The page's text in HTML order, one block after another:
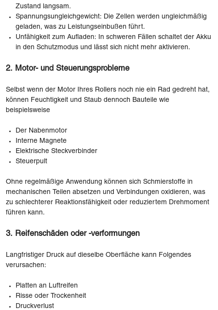
Zustand langsam.
Spannungsungleichgewicht: Die Zellen werden ungleichmäßig
geladen, was zu Leistungseinbußen führt.
Unfähigkeit zum Aufladen: In schweren Fällen schaltet der Akku
in den Schutzmodus und lässt sich nicht mehr aktivieren.
2. Motor- und Steuerungsprobleme
Selbst wenn der Motor Ihres Rollers noch nie ein Rad gedreht hat,
können Feuchtigkeit und Staub dennoch Bauteile wie
beispielsweise
Der Nabenmotor
Interne Magnete
Elektrische Steckverbinder
Steuerpult
Ohne regelmäßige Anwendung können sich Schmierstoffe in
mechanischen Teilen absetzen und Verbindungen oxidieren, was
zu schlechterer Reaktionsfähigkeit oder reduziertem Drehmoment
führen kann.
3. Reifenschäden oder -verformungen
Langfristiger Druck auf dieselbe Oberfläche kann Folgendes
verursachen:
Platten an Luftreifen
Risse oder Trockenheit
Druckverlust